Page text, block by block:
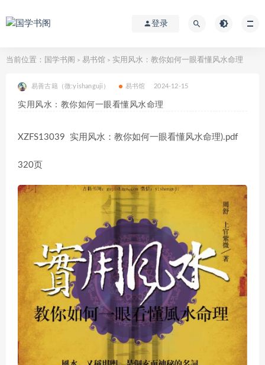
登录
当前位置： 国学书阁 > 易书馆 > 实用风水：教你如何一眼看懂风水命理
易善古籍（微:yishanguji） 易书馆 2024-12-15
实用风水：教你如何一眼看懂风水命理
XZFS13039 实用风水：教你如何一眼看懂风水命理).pdf
320页